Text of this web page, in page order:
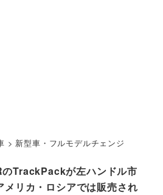
> 新型車・フルモデルチェンジ
TrackPackが左ハンドル市
メリカ・ロシアでは販売され